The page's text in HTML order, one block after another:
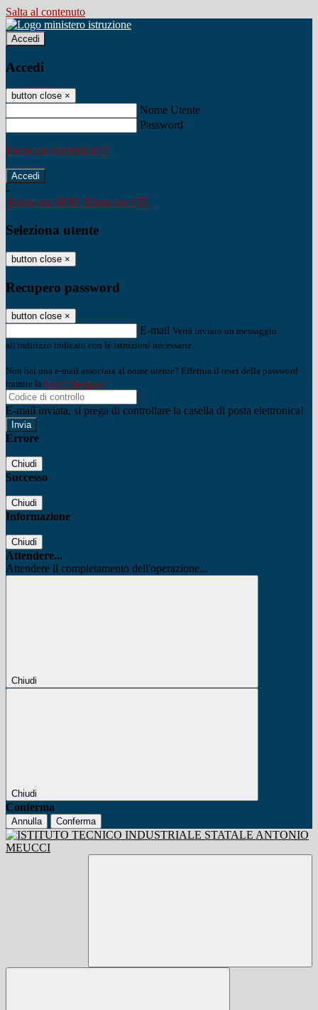
Salta al contenuto
Accedi
Accedi
button close ×
Nome Utente
Password
Password dimenticata?
-
Entra con SPID Entra con CIE
Seleziona utente
button close ×
Recupero password
button close ×
E-mail Verrà inviato un messaggio
all'indirizzo indicato con le istruzioni necessarie.
Non hai una e-mail associata al nome utente? Effettua il reset della password
tramite la Login Spaggiari
E-mail inviata, si prega di controllare la casella di posta elettronica!
Errore
Chiudi
Successo
Chiudi
Informazione
Chiudi
Attendere...
Attendere il completamento dell'operazione...
Chiudi
Chiudi
Conferma
Annulla Conferma